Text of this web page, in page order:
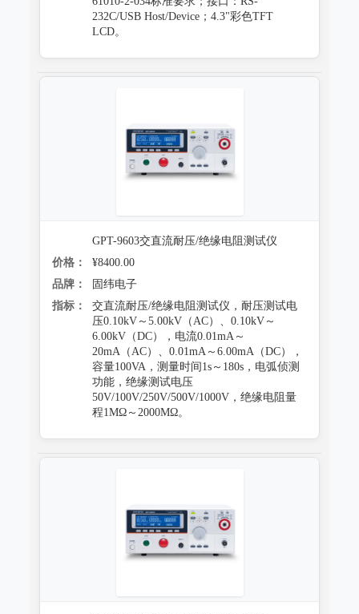
232C/USB Host/Device；4.3"彩色TFT
LCD。
GPT-9603交直流耐压/绝缘电阻测试仪
价格：
¥8400.00
品牌：
固纬电子
指标：
交直流耐压/绝缘电阻测试仪，耐压测试电
压0.10kV～5.00kV（AC）、0.10kV～
6.00kV（DC），电流0.01mA～
20mA（AC）、0.01mA～6.00mA（DC），
容量100VA，测量时间1s～180s，电弧侦测
功能，绝缘测试电压
50V/100V/250V/500V/1000V，绝缘电阻量
程1MΩ～2000MΩ。